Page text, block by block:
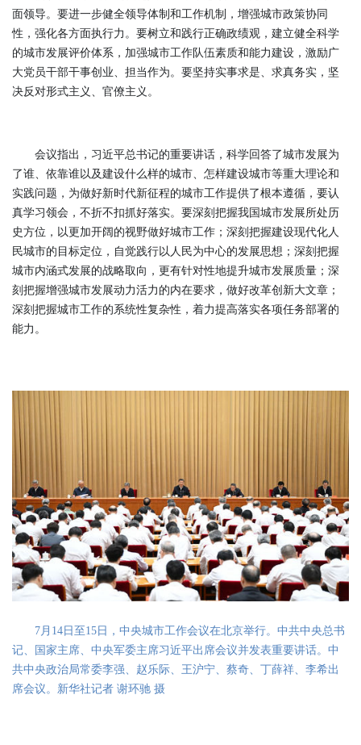
面领导。要进一步健全领导体制和工作机制，增强城市政策协同
性，强化各方面执行力。要树立和践行正确政绩观，建立健全科学
的城市发展评价体系，加强城市工作队伍素质和能力建设，激励广
大党员干部干事创业、担当作为。要坚持实事求是、求真务实，坚
决反对形式主义、官僚主义。
会议指出，习近平总书记的重要讲话，科学回答了城市发展为
了谁、依靠谁以及建设什么样的城市、怎样建设城市等重大理论和
实践问题，为做好新时代新征程的城市工作提供了根本遵循，要认
真学习领会，不折不扣抓好落实。要深刻把握我国城市发展所处历
史方位，以更加开阔的视野做好城市工作；深刻把握建设现代化人
民城市的目标定位，自觉践行以人民为中心的发展思想；深刻把握
城市内涵式发展的战略取向，更有针对性地提升城市发展质量；深
刻把握增强城市发展动力活力的内在要求，做好改革创新大文章；
深刻把握城市工作的系统性复杂性，着力提高落实各项任务部署的
能力。
7月14日至15日，中央城市工作会议在北京举行。中共中央总书
记、国家主席、中央军委主席习近平出席会议并发表重要讲话。中
共中央政治局常委李强、赵乐际、王沪宁、蔡奇、丁薛祥、李希出
席会议。新华社记者 谢环驰 摄